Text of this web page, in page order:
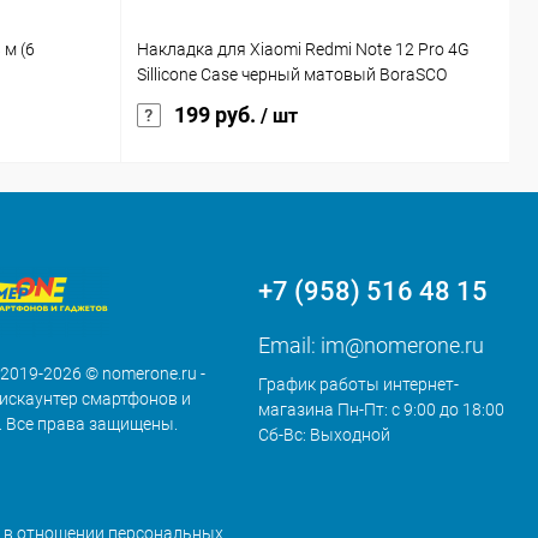
м (6
Накладка для Xiaomi Redmi Note 12 Pro 4G
Sillicone Case черный матовый BoraSCO
199 руб. / шт
2026 © nomerone.ru -
смартфонов и
Все права защищены.
отношении персональных
+7 (958) 516 48 15
Email: im@nomerone.ru
График работы интернет-
магазина Пн-Пт: с 9:00 до 18:00
Сб-Вс: Выходной